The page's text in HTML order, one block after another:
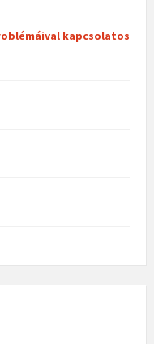
kapcsolatos